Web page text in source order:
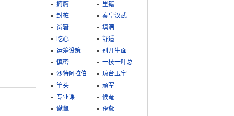
捬膺
里籍
封桩
秦皇汉武
贫窘
填满
吃心
舒适
运筹设策
别开生面
慎密
一枝一叶总关情
沙特阿拉伯
琼台玉宇
竿头
顽军
专业课
候奄
谳鼠
歪惫